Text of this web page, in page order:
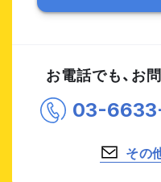
お電話でも、お
03-
その